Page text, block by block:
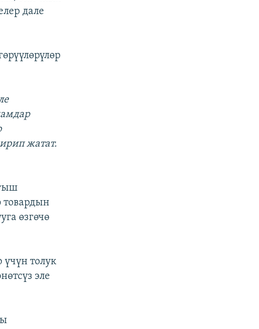
дале
жатат.
товардын
өзгөчө
толук
эле